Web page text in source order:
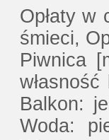
Opłaty w
śmieci,
Piwnica
Balkon:
Woda: